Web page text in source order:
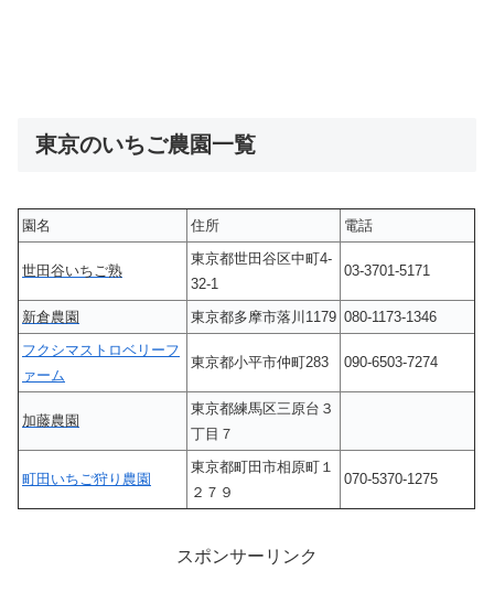
東京のいちご農園一覧
園名 住所 電話
世田谷いちご熟
東京都世田谷区中町4-
32-1
03-3701-5171
新倉農園 東京都多摩市落川1179 080-1173-1346
フクシマストロベリーフ
ァーム
東京都小平市仲町283 090-6503-7274
加藤農園
東京都練馬区三原台３
丁目７
町田いちご狩り農園
東京都町田市相原町１
２７９
070-5370-1275
スポンサーリンク